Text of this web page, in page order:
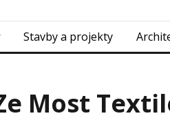
Stavby a projekty
Most